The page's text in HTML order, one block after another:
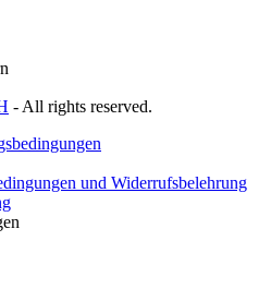
- All rights reserved.
und Widerrufsbelehrung